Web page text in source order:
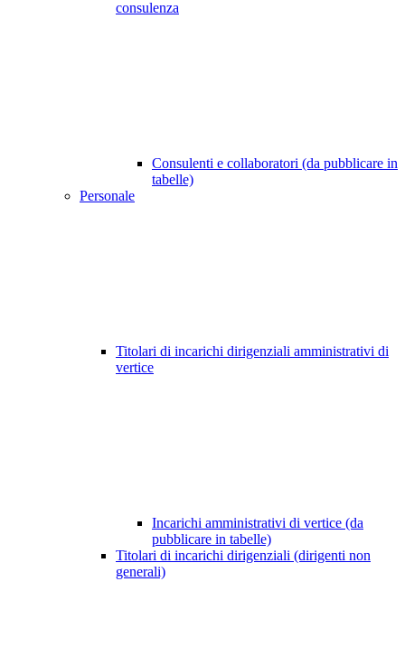
consulenza
Consulenti e collaboratori (da pubblicare in
tabelle)
Personale
Titolari di incarichi dirigenziali amministrativi di
vertice
Incarichi amministrativi di vertice (da
pubblicare in tabelle)
Titolari di incarichi dirigenziali (dirigenti non
generali)